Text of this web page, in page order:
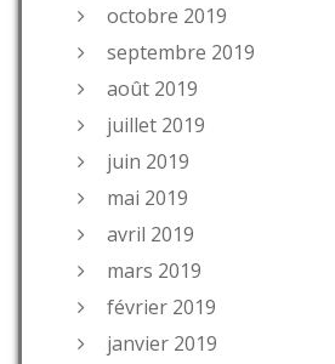
octobre 2019
septembre 2019
août 2019
juillet 2019
juin 2019
mai 2019
avril 2019
mars 2019
février 2019
janvier 2019